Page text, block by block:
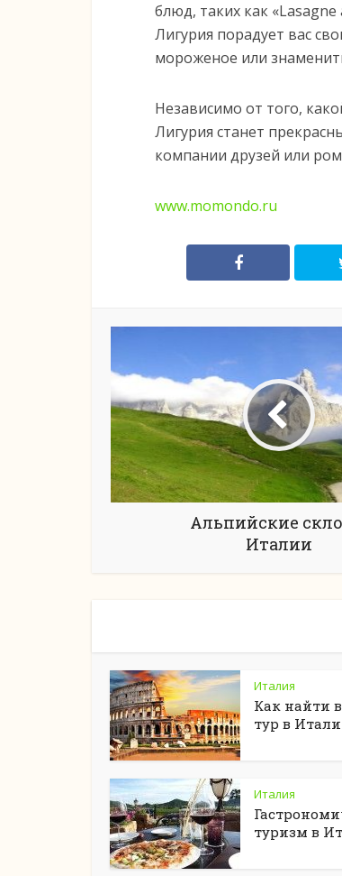
блюд, таких как
Лигурия порадует вас
мороженое или
Независимо от того,
Лигурия станет
компании друзей или
www.momondo.ru
Альпийские
Италии
Италия
Как найти
тур в
Италия
туризм в